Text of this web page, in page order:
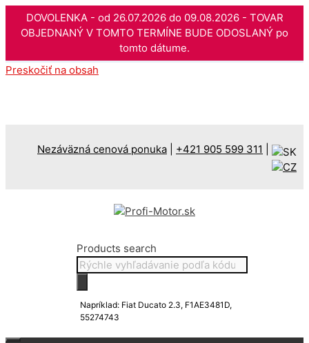
DOVOLENKA - od 26.07.2026 do 09.08.2026 - TOVAR
OBJEDNANÝ V TOMTO TERMÍNE BUDE ODOSLANÝ po
tomto dátume.
Preskočiť na obsah
Nezáväzná cenová ponuka +421 905 599 311
Products search
Napríklad: Fiat Ducato 2.3, F1AE3481D,
55274743